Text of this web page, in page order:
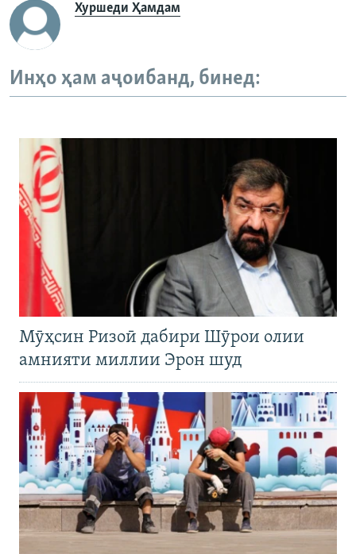
Хуршеди Ҳамдам
Инҳо ҳам аҷоибанд, бинед:
Мӯҳсин Ризоӣ дабири Шӯрои олии
амнияти миллии Эрон шуд